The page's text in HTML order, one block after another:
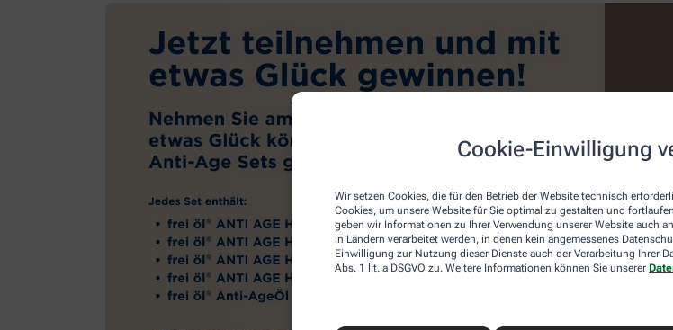
Cookie-Einwilligung
Wir setzen Cookies, die für den Betrieb der Website technisch
Cookies, um unsere Website für Sie optimal zu gestalten und
geben wir Informationen zu Ihrer Verwendung unserer Website auch
in Ländern verarbeitet werden, in denen kein angemessenes
Einwilligung zur Nutzung dieser Dienste auch der Verarbeitung Ihrer
Abs. 1 lit. a DSGVO zu. Weitere Informationen können Sie unserer